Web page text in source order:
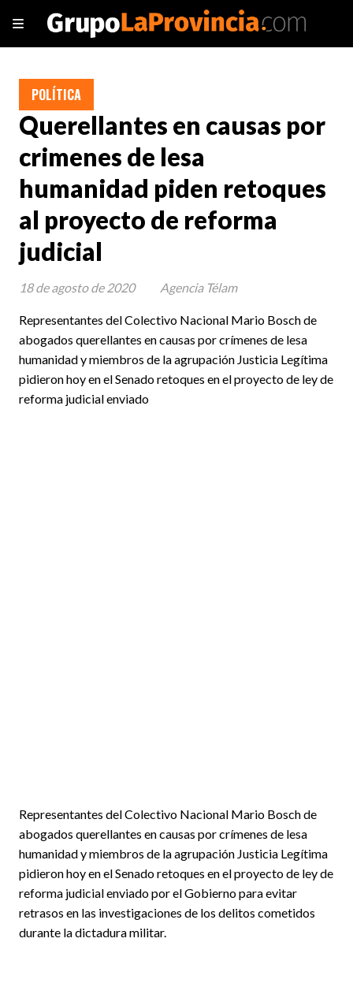
Querellantes en causas por
crimenes de lesa
humanidad piden retoques
al proyecto de reforma
judicial
Representantes del Colectivo Nacional Mario Bosch de
abogados querellantes en causas por crímenes de lesa
humanidad y miembros de la agrupación Justicia Legítima
pidieron hoy en el Senado retoques en el proyecto de ley de
reforma judicial enviado
POLÍTICA
18 de agosto de 2020 Agencia Télam
Representantes del Colectivo Nacional Mario Bosch de
abogados querellantes en causas por crímenes de lesa
humanidad y miembros de la agrupación Justicia Legítima
pidieron hoy en el Senado retoques en el proyecto de ley de
reforma judicial enviado por el Gobierno para evitar
retrasos en las investigaciones de los delitos cometidos
durante la dictadura militar.